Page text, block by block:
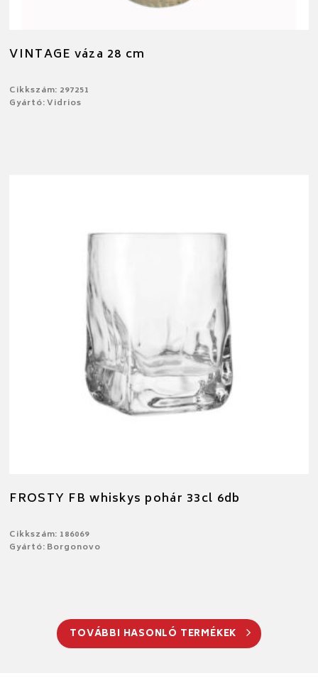
VINTAGE váza 28 cm
Cikkszám: 297251
Gyártó: Vidrios
FROSTY FB whiskys pohár 33cl 6db
Cikkszám: 186069
Gyártó: Borgonovo
TOVÁBBI HASONLÓ TERMÉKEK